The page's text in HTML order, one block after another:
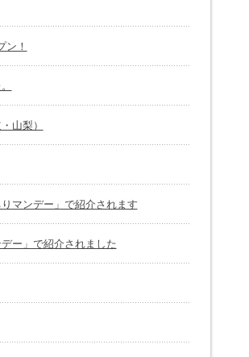
ン！
山梨）
マンデー」で紹介されます
ー」で紹介されました